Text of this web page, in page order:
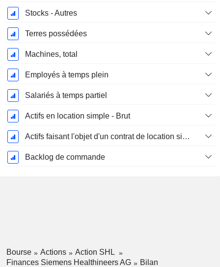
Stocks - Autres
Terres possédées
Machines, total
Employés à temps plein
Salariés à temps partiel
Actifs en location simple - Brut
Actifs faisant l'objet d'un contrat de location simple - Amortissement cumulé
Backlog de commande
Bourse Actions
Action SHL
Finances Siemens Healthineers AG
Bilan